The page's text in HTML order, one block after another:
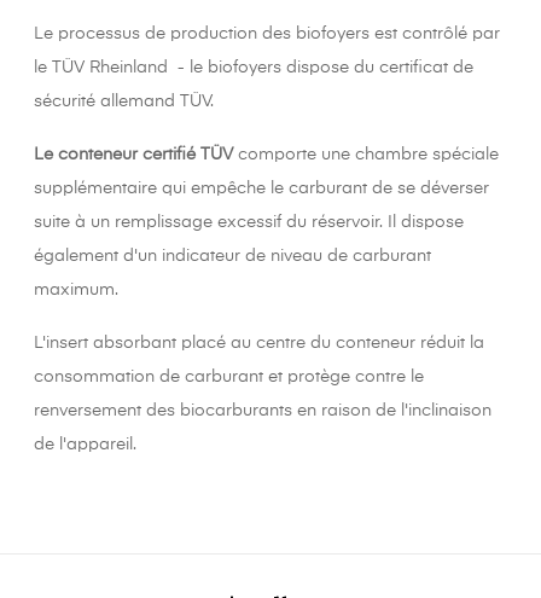
Le processus de production des biofoyers est contrôlé par
le TÜV Rheinland - le biofoyers dispose du certificat de
sécurité allemand TÜV.
Le conteneur certifié TÜV comporte une chambre spéciale
supplémentaire qui empêche le carburant de se déverser
suite à un remplissage excessif du réservoir. Il dispose
également d'un indicateur de niveau de carburant
maximum.
L'insert absorbant placé au centre du conteneur réduit la
consommation de carburant et protège contre le
renversement des biocarburants en raison de l'inclinaison
de l'appareil.